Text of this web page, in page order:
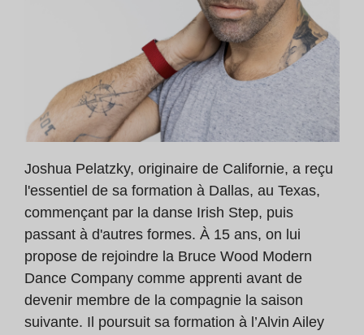
Joshua Pelatzky, originaire de Californie, a reçu
l'essentiel de sa formation à Dallas, au Texas,
commençant par la danse Irish Step, puis
passant à d'autres formes. À 15 ans, on lui
propose de rejoindre la Bruce Wood Modern
Dance Company comme apprenti avant de
devenir membre de la compagnie la saison
suivante. Il poursuit sa formation à l’Alvin Ailey